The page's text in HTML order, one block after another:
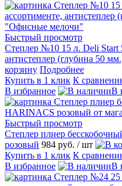
Быстрый просмотр
Степлер №10 15 л. Deli Start
антистеплер (глубина 50
корзину Подробнее
Купить в 1 клик К
В избранное
В
Быстрый просмотр
Степлер плиер
розовый 984 руб. / шт
Купить в 1 клик К
В избранное
В